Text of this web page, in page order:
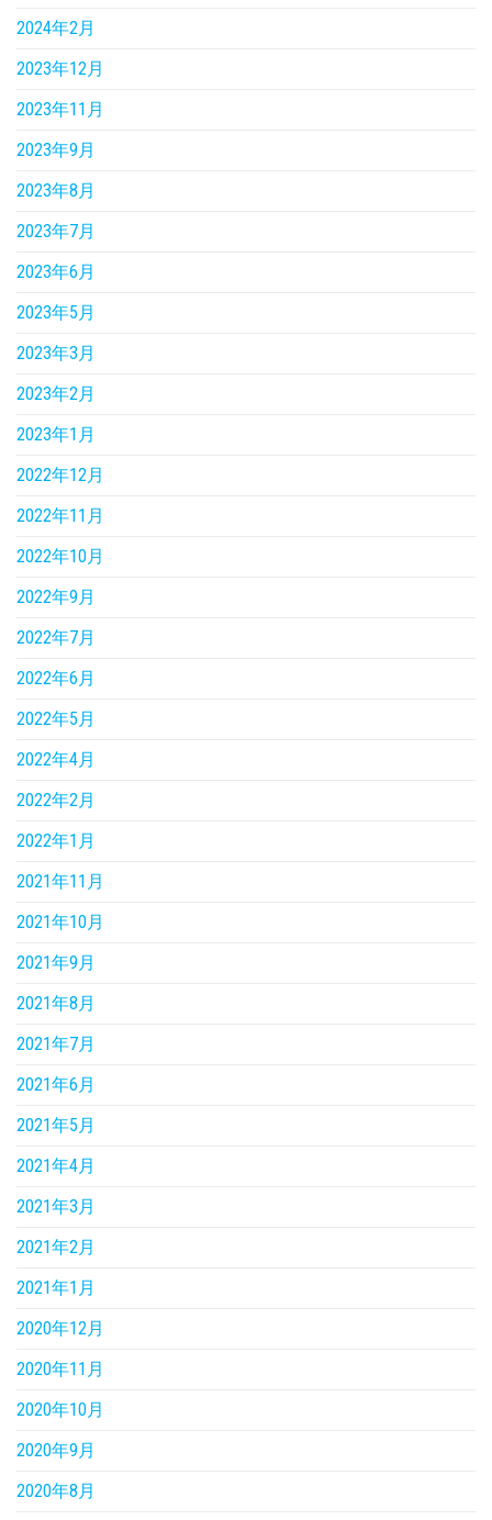
2024年2月
2023年12月
2023年11月
2023年9月
2023年8月
2023年7月
2023年6月
2023年5月
2023年3月
2023年2月
2023年1月
2022年12月
2022年11月
2022年10月
2022年9月
2022年7月
2022年6月
2022年5月
2022年4月
2022年2月
2022年1月
2021年11月
2021年10月
2021年9月
2021年8月
2021年7月
2021年6月
2021年5月
2021年4月
2021年3月
2021年2月
2021年1月
2020年12月
2020年11月
2020年10月
2020年9月
2020年8月